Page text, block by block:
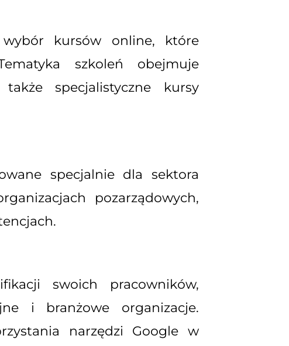
kursów online, które
szkoleń obejmuje
specjalistyczne kursy
specjalnie dla sektora
pozarządowych,
swoich pracowników,
i branżowe organizacje.
narzędzi Google w